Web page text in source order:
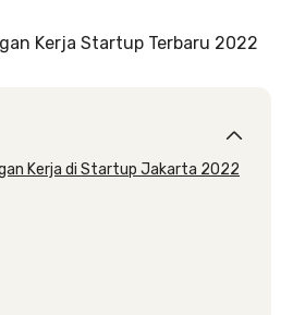
Kerja di Startup Jakarta 2022